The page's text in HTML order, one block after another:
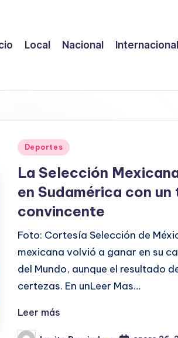
Local Nacional Internacional
Publicado
Deportes
La Selección
en Sudamérica con
convincente
Foto: Cortesía Selección de
mexicana volvió a ganar en su
del Mundo, aunque el resultado
certezas. En unLeer Mas…
Leer más